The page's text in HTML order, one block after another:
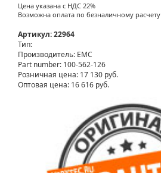
Цена указана с НДС 22%
Возможна оплата по безналичному расчету
Артикул: 22964
Тип:
Производитель: EMC
Part number: 100-562-126
Розничная цена: 17 130 руб.
Оптовая цена: 16 616 руб.